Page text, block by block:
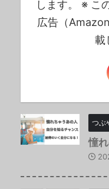
します。 ※ こ
広告（
載
つぶ
憧